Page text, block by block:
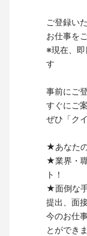
ご登録い
お仕事を
※現在、即
す
事前にご
すぐにご
ぜひ「ク
★あなた
★業界・
ト！
★面倒な
提出、面
今のお仕
とができま